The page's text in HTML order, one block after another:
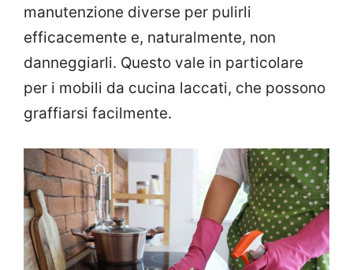
manutenzione diverse per pulirli
efficacemente e, naturalmente, non
danneggiarli. Questo vale in particolare
per i mobili da cucina laccati, che possono
graffiarsi facilmente.